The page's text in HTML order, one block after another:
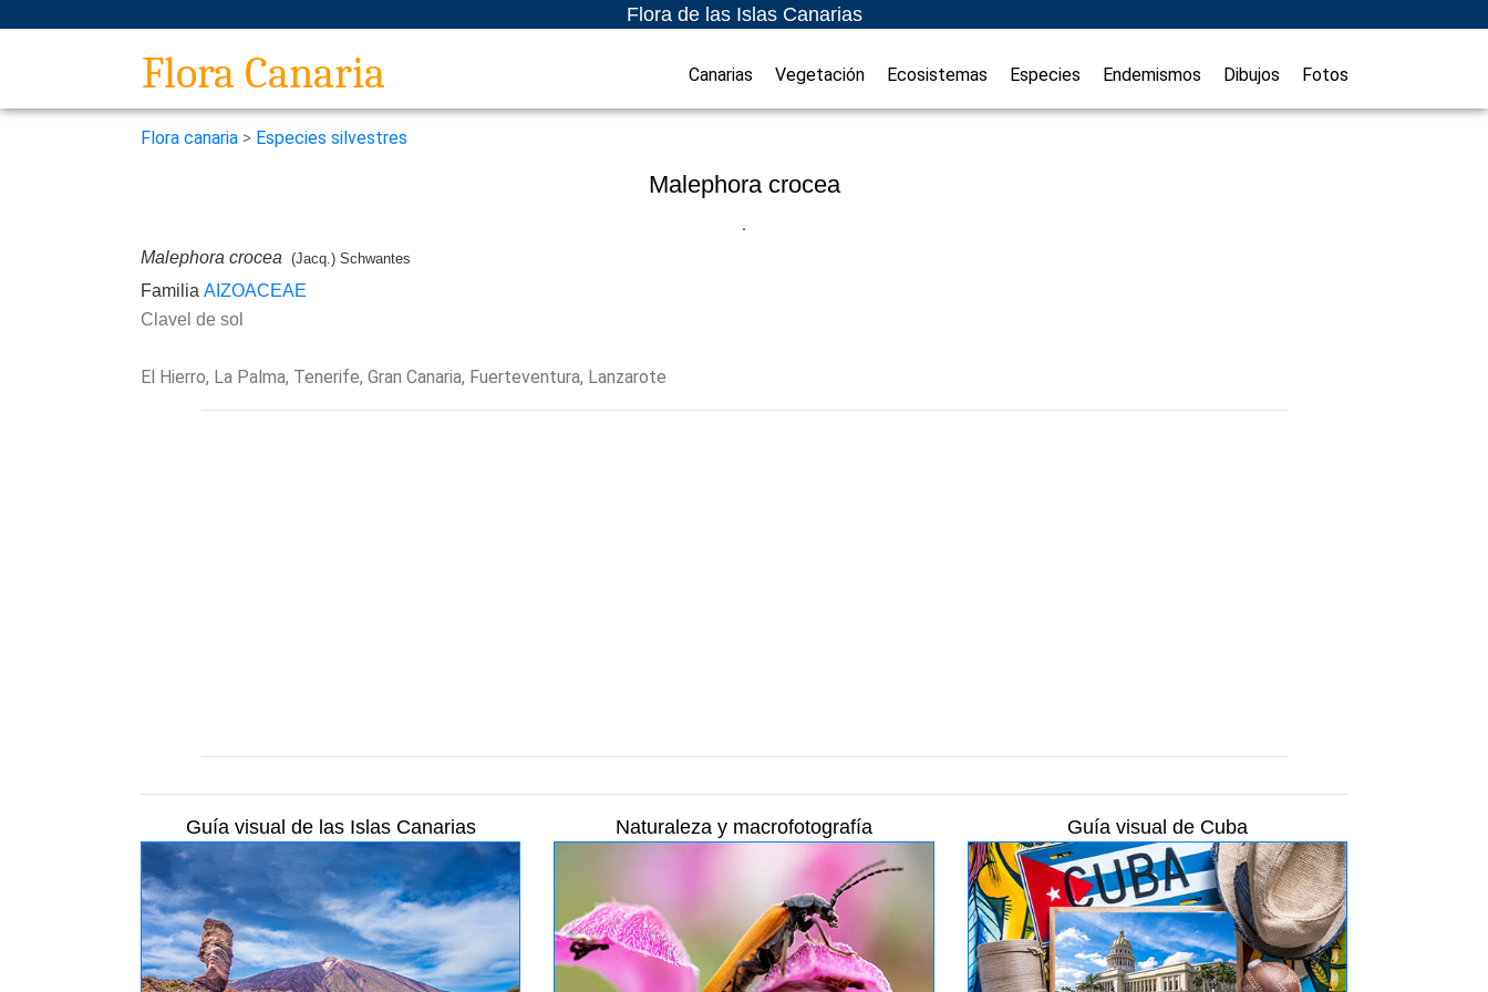
Flora de las Islas Canarias
Flora Canaria Canarias Vegetación Ecosistemas Especies Endemismos Dibujos Fotos
Flora canaria > Especies silvestres
Malephora crocea
Malephora crocea (Jacq.) Schwantes
Familia AIZOACEAE
Clavel de sol
El Hierro, La Palma, Tenerife, Gran Canaria, Fuerteventura, Lanzarote
Guía visual de las Islas Canarias Naturaleza y macrofotografía Guía visual de Cuba